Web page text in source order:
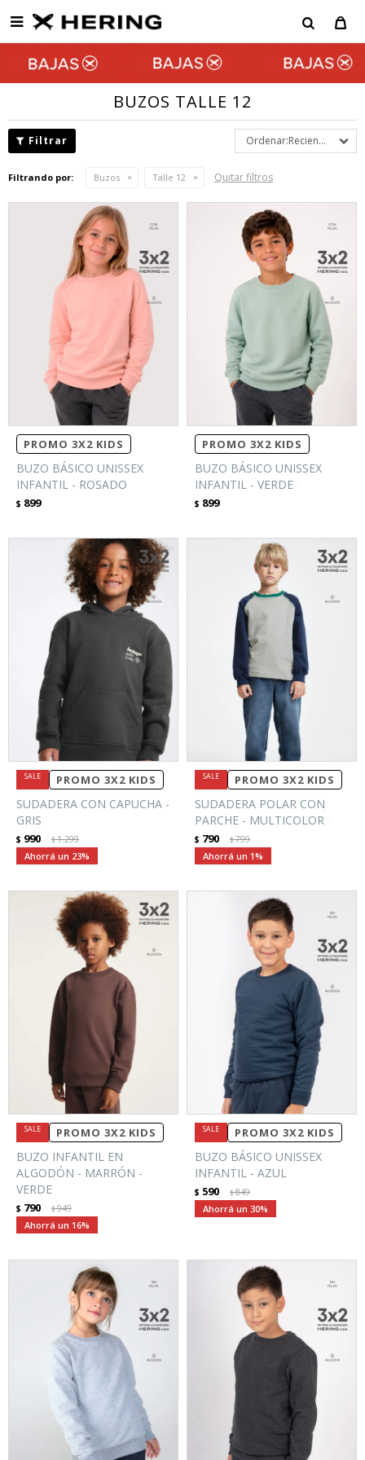

BUZOS TALLE 12
Recientes
Filtrando por: Buzos Talle 12 Quitar filtros
PROMO 3X2 KIDS
BUZO BÁSICO UNISSEX
INFANTIL - ROSADO
$ 899
PROMO 3X2 KIDS
BUZO BÁSICO UNISSEX
INFANTIL - VERDE
$ 899
PROMO 3X2 KIDS
SUDADERA CON CAPUCHA -
GRIS
$ 990 $1.299
23
PROMO 3X2 KIDS
SUDADERA POLAR CON
PARCHE - MULTICOLOR
$ 790 $799
1
PROMO 3X2 KIDS
BUZO INFANTIL EN
ALGODÓN - MARRÓN -
VERDE
$ 790 $949
16
PROMO 3X2 KIDS
BUZO BÁSICO UNISSEX
INFANTIL - AZUL
$ 590 $849
30